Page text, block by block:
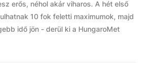
erős, néhol akár viharos. A hét első
10 fok feletti maximumok, majd
idő jön - derül ki a HungaroMet